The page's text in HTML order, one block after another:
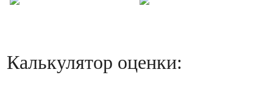
Калькулятор оценки: